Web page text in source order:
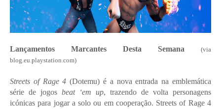
Lançamentos Marcantes Desta Semana (via
blog.eu.playstation.com)
Streets of Rage 4 (Dotemu) é a nova entrada na emblemática
série de jogos beat ‘em up, trazendo de volta personagens
icónicas para jogar a solo ou em cooperação. Streets of Rage 4